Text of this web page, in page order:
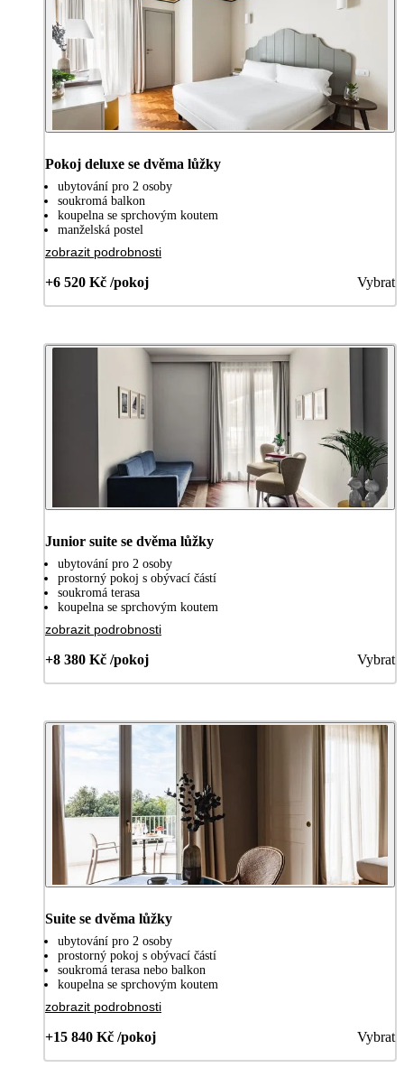
Pokoj deluxe se dvěma lůžky
ubytování pro 2 osoby
soukromá balkon
koupelna se sprchovým koutem
manželská postel
zobrazit podrobnosti
+6 520 Kč /pokoj Vybrat
Junior suite se dvěma lůžky
ubytování pro 2 osoby
prostorný pokoj s obývací částí
soukromá terasa
koupelna se sprchovým koutem
zobrazit podrobnosti
+8 380 Kč /pokoj Vybrat
Suite se dvěma lůžky
ubytování pro 2 osoby
prostorný pokoj s obývací částí
soukromá terasa nebo balkon
koupelna se sprchovým koutem
zobrazit podrobnosti
+15 840 Kč /pokoj Vybrat